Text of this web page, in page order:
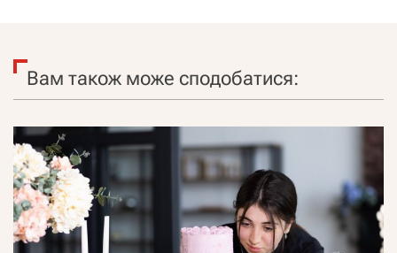
Вам також може сподобатися: